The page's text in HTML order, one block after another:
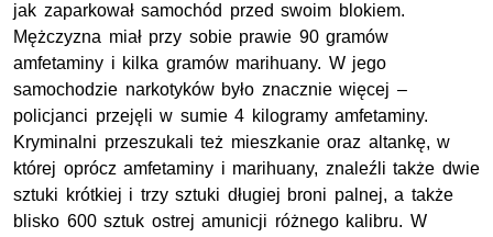
jak zaparkował samochód przed swoim blokiem.
Mężczyzna miał przy sobie prawie 90 gramów
amfetaminy i kilka gramów marihuany. W jego
samochodzie narkotyków było znacznie więcej –
policjanci przejęli w sumie 4 kilogramy amfetaminy.
Kryminalni przeszukali też mieszkanie oraz altankę, w
której oprócz amfetaminy i marihuany, znaleźli także dwie
sztuki krótkiej i trzy sztuki długiej broni palnej, a także
blisko 600 sztuk ostrej amunicji różnego kalibru. W